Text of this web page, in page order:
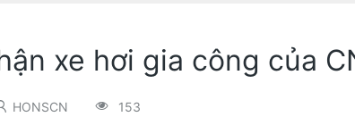
xe hơi gia công của
HONSCN 153